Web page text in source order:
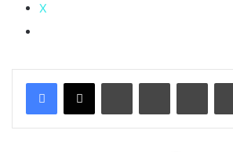
X
LinkedinPinterestPartager par email